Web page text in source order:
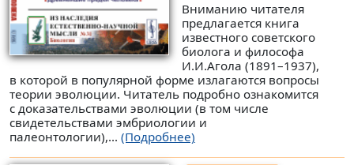
Вниманию читателя
предлагается книга
известного советского
биолога и философа
И.И.Агола (1891–1937),
в которой в популярной форме излагаются вопросы
теории эволюции. Читатель подробно ознакомится
с доказательствами эволюции (в том числе
свидетельствами эмбриологии и
палеонтологии),... (Подробнее)